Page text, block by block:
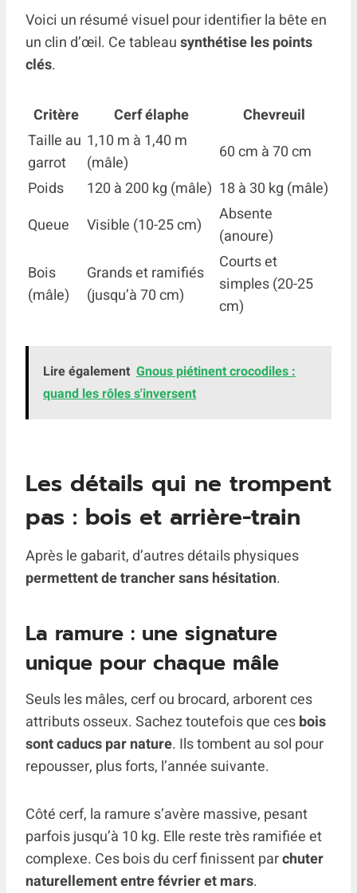
Voici un résumé visuel pour identifier la bête en
un clin d’œil. Ce tableausynthétise les points
clés.
Critère Cerf élaphe
Chevreuil
Taille au
garrot
1,10 m à 1,40 m
(mâle)
60 cm à 70 cm
Poids
120 à 200 kg (mâle) 18 à 30 kg (mâle)
Queue
Visible (10-25 cm)
Absente
(anoure)
Bois
(mâle)
Grands et ramifiés
(jusqu’à 70 cm)
Courts et
simples (20-25
cm)
Lire également Gnous piétinent crocodiles :
quand les rôles s'inversent
Les détails qui ne trompent
pas : bois et arrière-train
Après le gabarit, d’autres détails physiques
permettent de trancher sans hésitation.
La ramure : une signature
unique pour chaque mâle
Seuls les mâles, cerf ou brocard, arborent ces
attributs osseux. Sachez toutefois que cesbois
sont caducs par nature. Ils tombent au sol pour
repousser, plus forts, l’année suivante.
Côté cerf, la ramure s’avère massive, pesant
parfois jusqu’à 10 kg. Elle reste très ramifiée et
complexe. Ces bois du cerf finissent parchuter
naturellement entre février et mars.